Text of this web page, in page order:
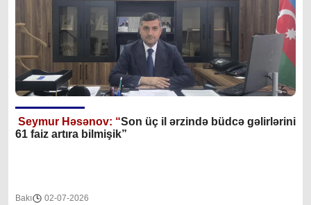
Seymur Həsənov: “Son üç il ərzində büdcə gəlirlərini
61 faiz artıra bilmişik”
Bakı 02-07-2026